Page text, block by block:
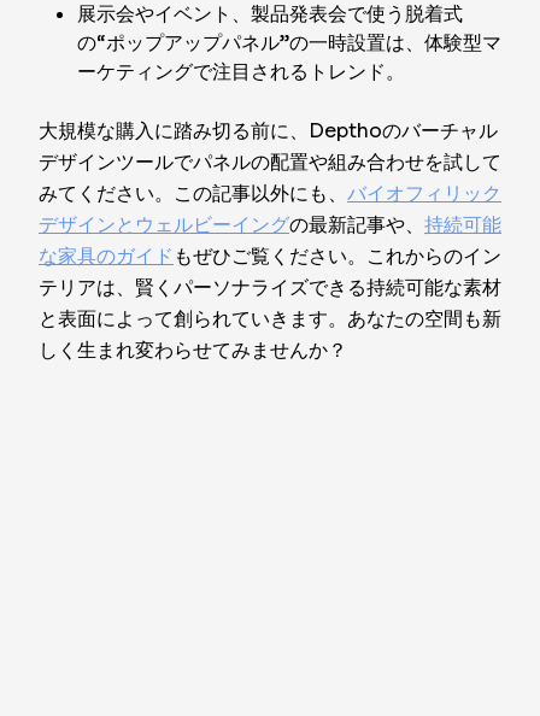
展示会やイベント、製品発表会で使う脱着式
の“ポップアップパネル”の一時設置は、体験型マ
ーケティングで注目されるトレンド。
大規模な購入に踏み切る前に、Depthoのバーチャル
デザインツールでパネルの配置や組み合わせを試して
みてください。この記事以外にも、 バイオフィリック
デザインとウェルビーイングの最新記事や、 持続可能
な家具のガイド もぜひご覧ください。これからのイン
テリアは、賢くパーソナライズできる持続可能な素材
と表面によって創られていきます。あなたの空間も新
しく生まれ変わらせてみませんか？